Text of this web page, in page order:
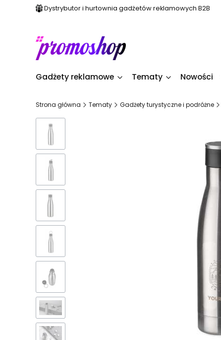
Dystrybutor i hurtownia gadżetów reklamowych B2B
Gadżety reklamowe Tematy Nowości
Strona główna Tematy Gadżety turystyczne i podróżne